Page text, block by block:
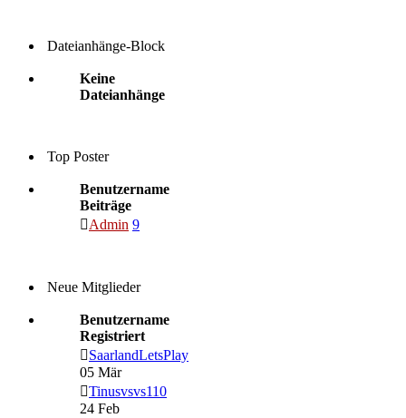
Dateianhänge-Block
Keine
Dateianhänge
Top Poster
Benutzername
Beiträge
Admin 9
Neue Mitglieder
Benutzername
Registriert
SaarlandLetsPlay
05 Mär
Tinusvsvs110
24 Feb